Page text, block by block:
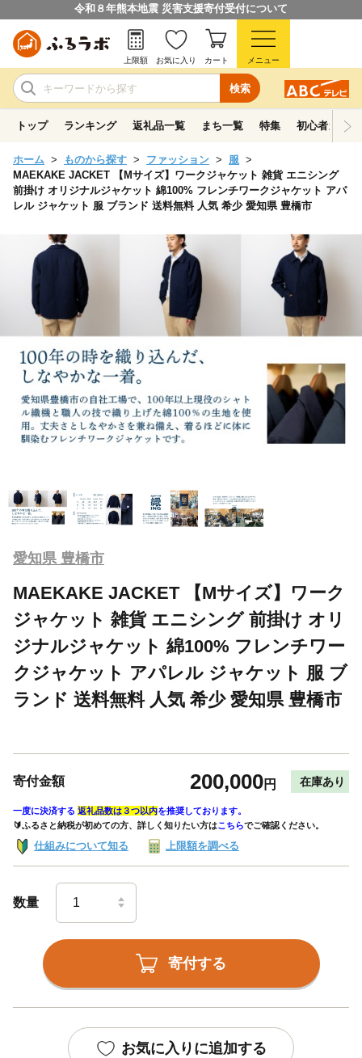
令和８年熊本地震 災害支援寄付受付について
検索
上限額 お気に入り カート メニュー
トップ ランキング 返礼品一覧 まち一覧 特集 初心者ガイド
ホーム ものから探す ファッション
服
MAEKAKE JACKET 【Mサイズ】ワークジャケット 雑貨 エニシング
前掛け オリジナルジャケット 綿100% フレンチワークジャケット アパ
レル ジャケット 服 ブランド 送料無料 人気 希少 愛知県 豊橋市
愛知県 豊橋市
MAEKAKE JACKET 【Mサイズ】ワーク
ジャケット 雑貨 エニシング 前掛け オリ
ジナルジャケット 綿100% フレンチワー
クジャケット アパレル ジャケット 服 ブ
ランド 送料無料 人気 希少 愛知県 豊橋市
寄付金額 200,000円 在庫あり
一度に決済する 返礼品数は３つ以内を推奨しております。
🔰ふるさと納税が初めての方、詳しく知りたい方はこちらでご確認ください。
仕組みについて知る 上限額を調べる
数量
寄付する
お気に入りに追加する